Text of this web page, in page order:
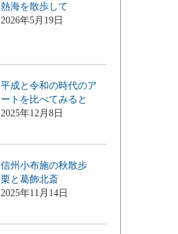
熱海を散歩して
2026年5月19日
平成と令和の時代のア
ートを比べてみると
2025年12月8日
信州小布施の秋散歩
栗と葛飾北斎
2025年11月14日